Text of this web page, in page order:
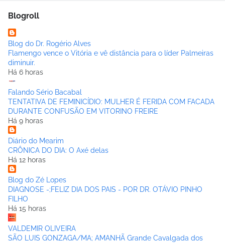
Blogroll
Blog do Dr. Rogério Alves
Flamengo vence o Vitória e vê distância para o líder Palmeiras
diminuir.
Há 6 horas
Falando Sério Bacabal
TENTATIVA DE FEMINICÍDIO: MULHER É FERIDA COM FACADA
DURANTE CONFUSÃO EM VITORINO FREIRE
Há 9 horas
Diário do Mearim
CRÔNICA DO DIA: O Axé delas
Há 12 horas
Blog do Zé Lopes
DIAGNOSE -;FELIZ DIA DOS PAIS - POR DR. OTÁVIO PINHO
FILHO
Há 15 horas
VALDEMIR OLIVEIRA
SÃO LUIS GONZAGA/MA; AMANHÃ Grande Cavalgada dos